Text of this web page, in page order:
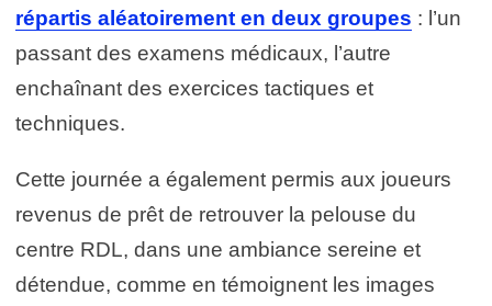
répartis aléatoirement en deux groupes : l’un
passant des examens médicaux, l’autre
enchaînant des exercices tactiques et
techniques.
Cette journée a également permis aux joueurs
revenus de prêt de retrouver la pelouse du
centre RDL, dans une ambiance sereine et
détendue, comme en témoignent les images